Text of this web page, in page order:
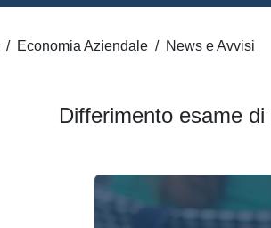
Economia Aziendale News e Avvisi
Differimento esame